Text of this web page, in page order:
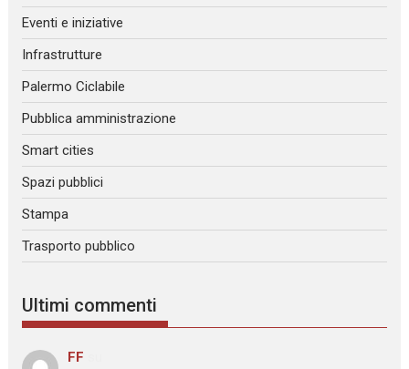
Eventi e iniziative
Infrastrutture
Palermo Ciclabile
Pubblica amministrazione
Smart cities
Spazi pubblici
Stampa
Trasporto pubblico
Ultimi commenti
FF